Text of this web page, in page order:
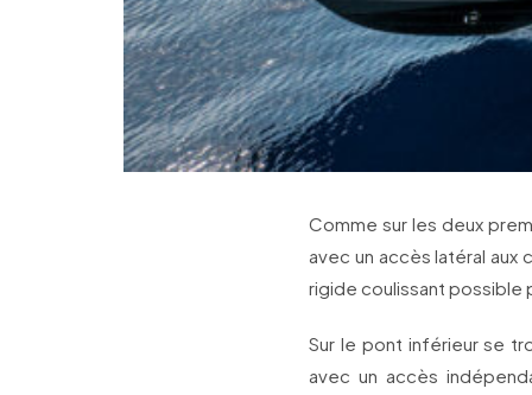
Comme sur les deux
avec un accès latéral
rigide coulissant possible
Sur le pont inférieur se
avec un accès